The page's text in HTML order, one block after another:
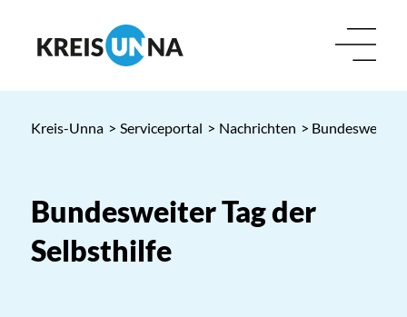
Kreis-Unna > Serviceportal > Nachrichten > Bundesweiter
Bundesweiter Tag der
Selbsthilfe